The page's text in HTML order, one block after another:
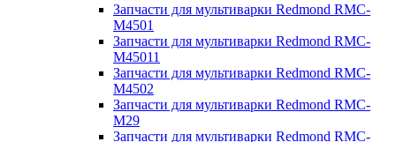
Запчасти для мультиварки Redmond RMC-
M4501
Запчасти для мультиварки Redmond RMC-
M45011
Запчасти для мультиварки Redmond RMC-
M4502
Запчасти для мультиварки Redmond RMC-
M29
Запчасти для мультиварки Redmond RMC-